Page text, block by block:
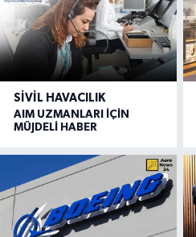
SIVIL HAVACILIK
AIM UZMANLARI İÇİN
MÜJDELİ HABER